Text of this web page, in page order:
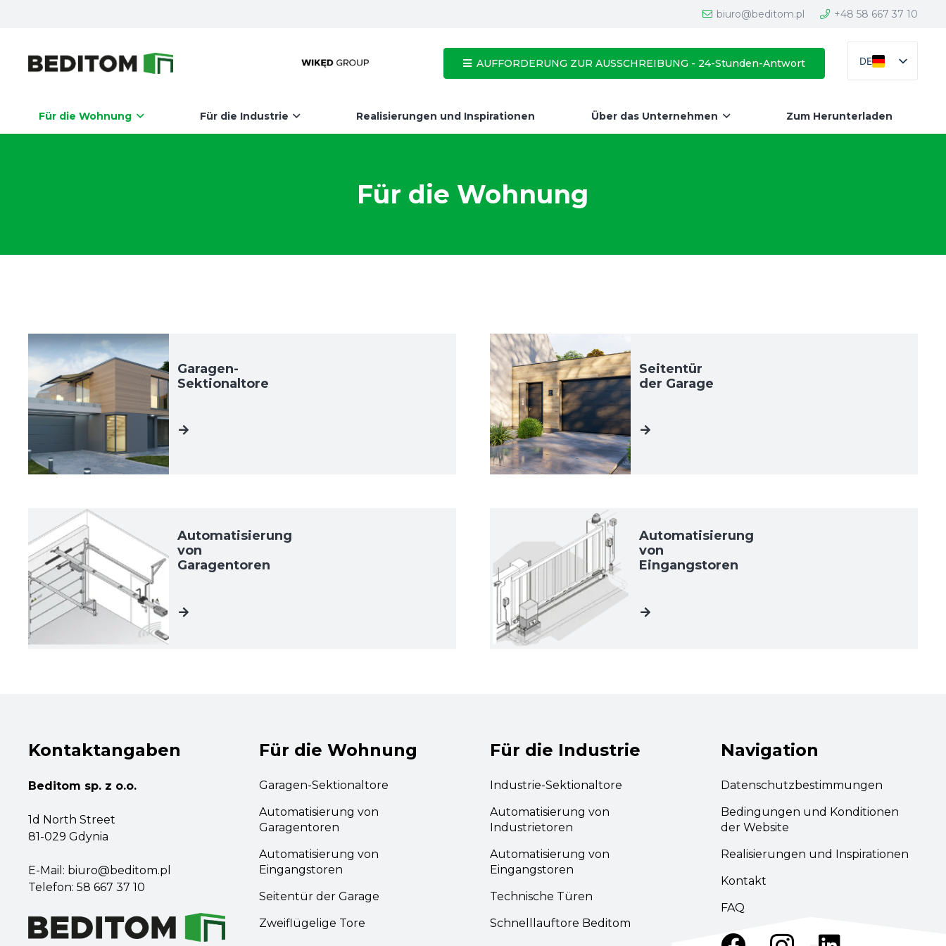
biuro@beditom.pl +48 58 667 37 10
AUFFORDERUNG ZUR AUSSCHREIBUNG - 24-Stunden-Antwort DE
Für die Wohnung Für die Industrie Realisierungen und Inspirationen Über das Unternehmen Zum Herunterladen
Für die Wohnung
Garagen-
Sektionaltore
Seitentür
der Garage
Automatisierung
von
Garagentoren
Automatisierung
von
Eingangstoren
Kontaktangaben
Beditom sp. z o.o.
1d North Street
81-029 Gdynia
E-Mail: biuro@beditom.pl
Telefon: 58 667 37 10
Für die Wohnung
Garagen-Sektionaltore
Automatisierung von
Garagentoren
Automatisierung von
Eingangstoren
Seitentür der Garage
Zweiflügelige Tore
Für die Industrie
Industrie-Sektionaltore
Automatisierung von
Industrietoren
Automatisierung von
Eingangstoren
Technische Türen
Schnelllauftore Beditom
Navigation
Datenschutzbestimmungen
Bedingungen und Konditionen
der Website
Realisierungen und Inspirationen
Kontakt
FAQ